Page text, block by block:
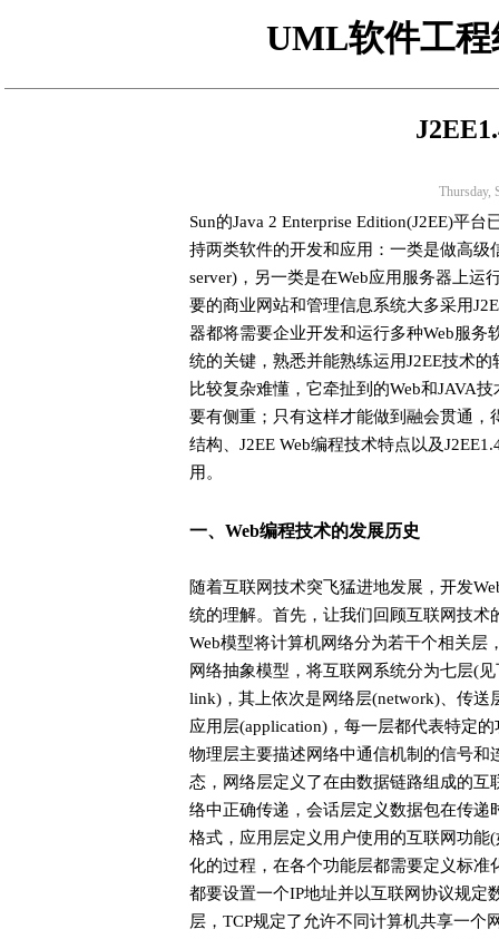
UML软件工程
Thursday,
Sun的Java 2 Enterprise Edition(J2EE)平
持两类软件的开发和应用：一类是做高级
server)，另一类是在Web应用服务器上运
要的商业网站和管理信息系统大多采用
器都将需要企业开发和运行多种Web服务
统的关键，熟悉并能熟练运用J2EE技术
比较复杂难懂，它牵扯到的Web和JAVA
要有侧重；只有这样才能做到融会贯通，
结构、J2EE Web编程技术特点以及
用。
一、Web编程技术的发展历史
随着互联网技术突飞猛进地发展，开发
统的理解。首先，让我们回顾互联网技术
Web模型将计算机网络分为若干个相关层
网络抽象模型，将互联网系统分为七层(
link)，其上依次是网络层(network)、传送
应用层(application)，每一层都代表特定
物理层主要描述网络中通信机制的信号
态，网络层定义了在由数据链路组成的
络中正确传递，会话层定义数据包在传
格式，应用层定义用户使用的互联网功能
化的过程，在各个功能层都需要定义标准
都要设置一个IP地址并以互联网协议规定
层，TCP规定了允许不同计算机共享一个